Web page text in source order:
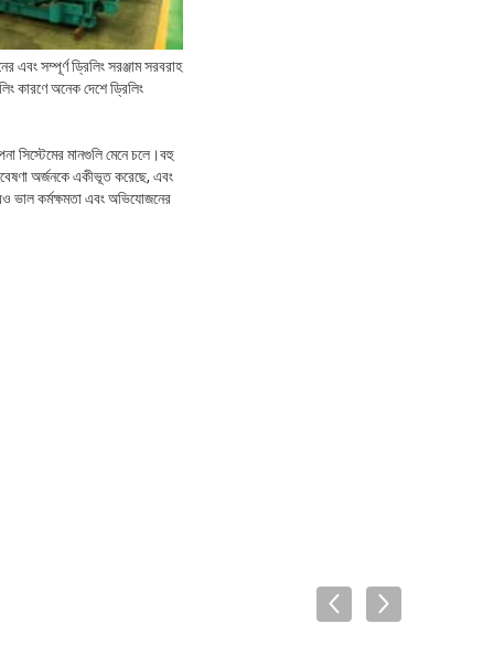
এবং সম্পূর্ণ ড্রিলিং সরঞ্জাম সরবরাহ
কারণে অনেক দেশে ড্রিলিং
সিস্টেমের মানগুলি মেনে চলে।বহু
অর্জনকে একীভূত করেছে, এবং
ভাল কর্মক্ষমতা এবং অভিযোজনের